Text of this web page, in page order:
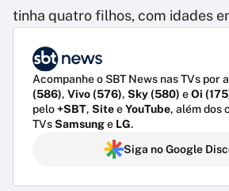
tinha quatro filhos, com idades
Acompanhe o SBT News nas TVs por
(586), Vivo (576), Sky (580) eOi
pelo+SBT, SiteeYouTube, além dos
TVsSamsunge LG.
Siga no Google